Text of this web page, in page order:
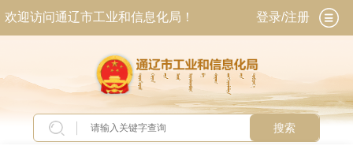
欢迎访问通辽市工业和信息化局！ 登录/注册
搜索